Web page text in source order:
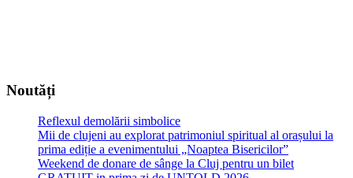
Noutăți
Reflexul demolării simbolice
Mii de clujeni au explorat patrimoniul spiritual al orașului la
prima ediție a evenimentului „Noaptea Bisericilor”
Weekend de donare de sânge la Cluj pentru un bilet